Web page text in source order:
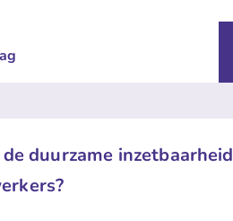
duurzame inzetbaarheid